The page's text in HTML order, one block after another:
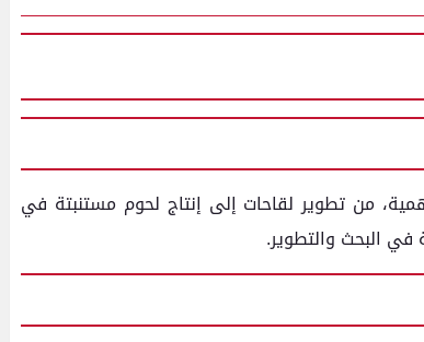
الأهمية، من تطوير لقاحات إلى إنتاج لحوم مستنبتة في
البحث والتطوير.